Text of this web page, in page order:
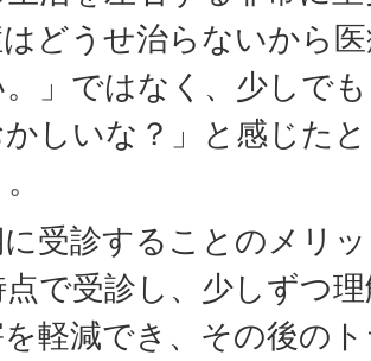
はどうせ治らないから
」ではなく、少しで
かしいな？」と感じた
受診することのメリ
で受診し、少しずつ
軽減でき、その後の